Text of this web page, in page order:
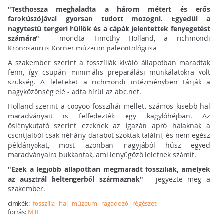
"Testhossza meghaladta a három métert és erős
farokúszójával gyorsan tudott mozogni. Egyedül a
nagytestű tengeri hüllők és a cápák jelentettek fenyegetést
számára" - mondta Timothy Holland, a richmondi
Kronosaurus Korner múzeum paleontológusa.
A szakember szerint a fosszíliák kiváló állapotban maradtak
fenn, így csupán minimális preparálási munkálatokra volt
szükség. A leleteket a richmondi intézményben tárják a
nagyközönség elé - adta hírül az abc.net.
Holland szerint a cooyoo fosszíliái mellett számos kisebb hal
maradványait is felfedezték egy kagylóhéjban. Az
őslénykutató szerint ezeknek az igazán apró halaknak a
csontjaiból csak néhány darabot szoktak találni, és nem egész
példányokat, most azonban nagyjából húsz egyed
maradványaira bukkantak, ami lenyűgöző leletnek számít.
"Ezek a legjobb állapotban megmaradt fosszíliák, amelyek
az ausztrál beltengerből származnak" - jegyezte meg a
szakember.
címkék: fosszília hal múzeum ragadozó régészet
forrás: MTI